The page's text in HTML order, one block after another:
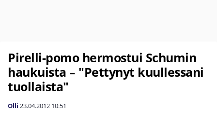
Pirelli-pomo hermostui Schumin
haukuista – "Pettynyt kuullessani
tuollaista"
Olli 23.04.2012 10:51